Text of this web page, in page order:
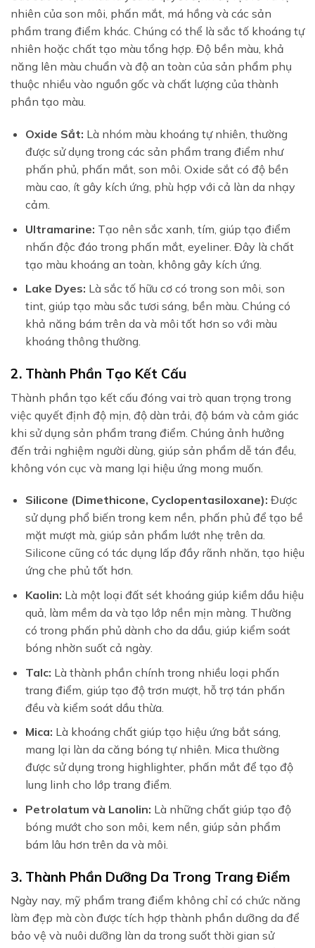
nhiên của son môi, phấn mắt, má hồng và các sản
phẩm trang điểm khác. Chúng có thể là sắc tố khoáng tự
nhiên hoặc chất tạo màu tổng hợp. Độ bền màu, khả
năng lên màu chuẩn và độ an toàn của sản phẩm phụ
thuộc nhiều vào nguồn gốc và chất lượng của thành
phần tạo màu.
Oxide Sắt: Là nhóm màu khoáng tự nhiên, thường
được sử dụng trong các sản phẩm trang điểm như
phấn phủ, phấn mắt, son môi. Oxide sắt có độ bền
màu cao, ít gây kích ứng, phù hợp với cả làn da nhạy
cảm.
Ultramarine: Tạo nên sắc xanh, tím, giúp tạo điểm
nhấn độc đáo trong phấn mắt, eyeliner. Đây là chất
tạo màu khoáng an toàn, không gây kích ứng.
Lake Dyes: Là sắc tố hữu cơ có trong son môi, son
tint, giúp tạo màu sắc tươi sáng, bền màu. Chúng có
khả năng bám trên da và môi tốt hơn so với màu
khoáng thông thường.
2. Thành Phần Tạo Kết Cấu
Thành phần tạo kết cấu đóng vai trò quan trọng trong
việc quyết định độ mịn, độ dàn trải, độ bám và cảm giác
khi sử dụng sản phẩm trang điểm. Chúng ảnh hưởng
đến trải nghiệm người dùng, giúp sản phẩm dễ tán đều,
không vón cục và mang lại hiệu ứng mong muốn.
Silicone (Dimethicone, Cyclopentasiloxane): Được
sử dụng phổ biến trong kem nền, phấn phủ để tạo bề
mặt mượt mà, giúp sản phẩm lướt nhẹ trên da.
Silicone cũng có tác dụng lấp đầy rãnh nhăn, tạo hiệu
ứng che phủ tốt hơn.
Kaolin: Là một loại đất sét khoáng giúp kiềm dầu hiệu
quả, làm mềm da và tạo lớp nền mịn màng. Thường
có trong phấn phủ dành cho da dầu, giúp kiểm soát
bóng nhờn suốt cả ngày.
Talc: Là thành phần chính trong nhiều loại phấn
trang điểm, giúp tạo độ trơn mượt, hỗ trợ tán phấn
đều và kiểm soát dầu thừa.
Mica: Là khoáng chất giúp tạo hiệu ứng bắt sáng,
mang lại làn da căng bóng tự nhiên. Mica thường
được sử dụng trong highlighter, phấn mắt để tạo độ
lung linh cho lớp trang điểm.
Petrolatum và Lanolin: Là những chất giúp tạo độ
bóng mướt cho son môi, kem nền, giúp sản phẩm
bám lâu hơn trên da và môi.
3. Thành Phần Dưỡng Da Trong Trang Điểm
Ngày nay, mỹ phẩm trang điểm không chỉ có chức năng
làm đẹp mà còn được tích hợp thành phần dưỡng da để
bảo vệ và nuôi dưỡng làn da trong suốt thời gian sử